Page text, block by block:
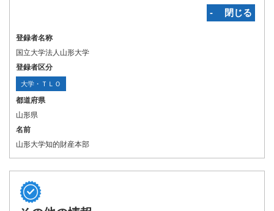
‐ 閉じる
登録者名称
国立大学法人山形大学
登録者区分
大学・ＴＬＯ
都道府県
山形県
名前
山形大学知的財産本部